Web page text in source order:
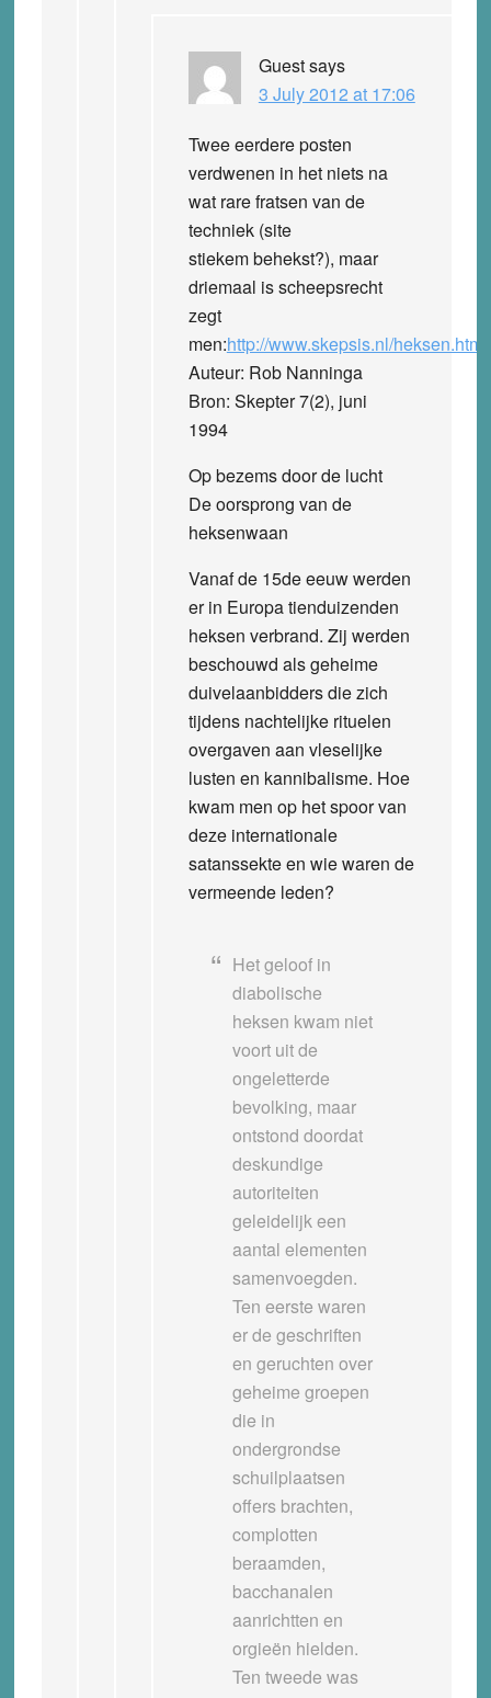
Guestsays
3 July 2012 at 17:06
Twee eerdere posten
verdwenen in het niets na
wat rare fratsen van de
techniek (site
stiekem behekst?), maar
driemaal is scheepsrecht
zegt
men:http://www.skepsis.nl/heksen.html
Auteur: Rob Nanninga
Bron: Skepter 7(2), juni
1994
Op bezems door de lucht
De oorsprong van de
heksenwaan
Vanaf de 15de eeuw werden
er in Europa tienduizenden
heksen verbrand. Zij werden
beschouwd als geheime
duivelaanbidders die zich
tijdens nachtelijke rituelen
overgaven aan vleselijke
lusten en kannibalisme. Hoe
kwam men op het spoor van
deze internationale
satanssekte en wie waren de
vermeende leden?
Het geloof in
diabolische
heksen kwam niet
voort uit de
ongeletterde
bevolking, maar
ontstond doordat
deskundige
autoriteiten
geleidelijk een
aantal elementen
samenvoegden.
Ten eerste waren
er de geschriften
en geruchten over
geheime groepen
die in
ondergrondse
schuilplaatsen
offers brachten,
complotten
beraamden,
bacchanalen
aanrichtten en
orgieën hielden.
Ten tweede was